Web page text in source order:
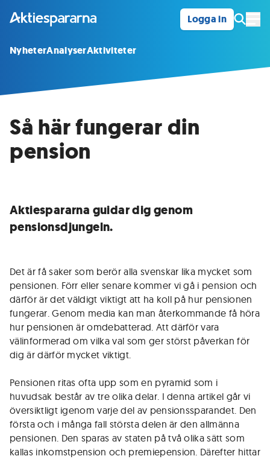
Logga in
NyheterAnalyserAktiviteter
Så här fungerar din
pension
Aktiespararna guidar dig genom
pensionsdjungeln.
Det är få saker som berör alla svenskar lika mycket som
pensionen. Förr eller senare kommer vi gå i pension och
därför är det väldigt viktigt att ha koll på hur pensionen
fungerar. Genom media kan man återkommande få höra
hur pensionen är omdebatterad. Att därför vara
välinformerad om vilka val som ger störst påverkan för
dig är därför mycket viktigt.
Pensionen ritas ofta upp som en pyramid som i
huvudsak består av tre olika delar. I denna artikel går vi
översiktligt igenom varje del av pensionssparandet. Den
första och i många fall största delen är den allmänna
pensionen. Den sparas av staten på två olika sätt som
kallas inkomstpension och premiepension. Därefter hittar